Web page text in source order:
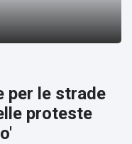
per le strade
proteste